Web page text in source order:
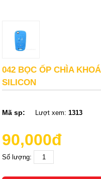
042 BỌC ỐP CHÌA
SILICON
Mã sp: Lượt xem:1313
90,000đ
Số lượng: